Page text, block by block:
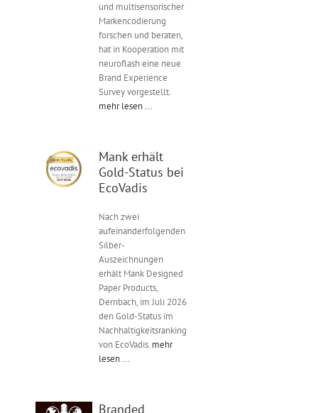
und multisensorischer
Markencodierung
forschen und beraten,
hat in Kooperation mit
neuroflash eine neue
Brand Experience
Survey vorgestellt.
mehr lesen ...
Mank erhält
Gold-Status bei
EcoVadis
Nach zwei
aufeinanderfolgenden
Silber-
Auszeichnungen
erhält Mank Designed
Paper Products,
Dernbach, im Juli 2026
den Gold-Status im
Nachhaltigkeitsranking
von EcoVadis. mehr
lesen ...
Branded